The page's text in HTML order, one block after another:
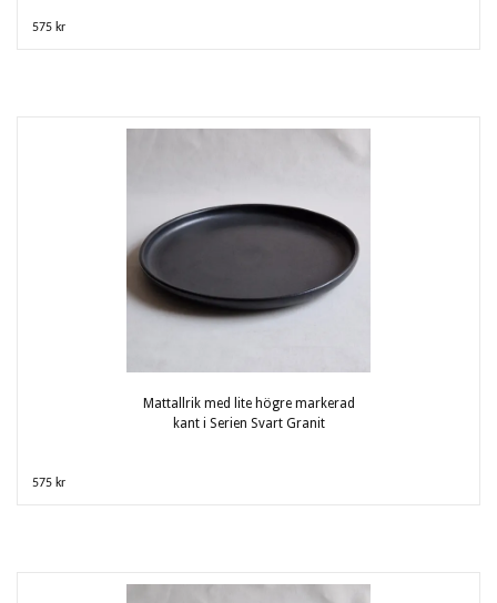
575 kr
Mattallrik med lite högre markerad
kant i Serien Svart Granit
575 kr